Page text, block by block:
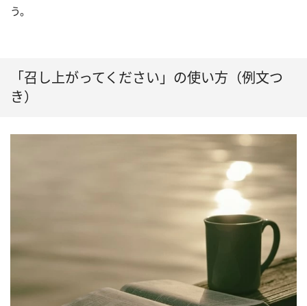
う。
「召し上がってください」の使い方（例文つ
き）